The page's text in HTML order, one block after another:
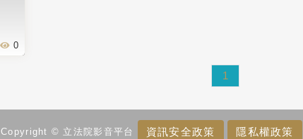
0
1
Copyright © 立法院影音平台 資訊安全政策 隱私權政策